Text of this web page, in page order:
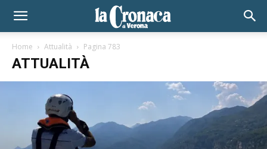
Home Attualità Pagina 783
ATTUALITÀ